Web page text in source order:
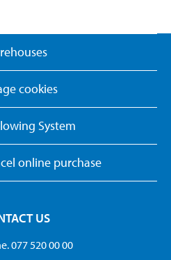
cookies
System
online purchase
US
077 520 00 00